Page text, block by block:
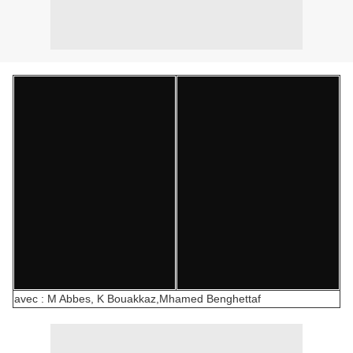
avec : M Abbes, K Bouakkaz, Mhamed Benghettaf